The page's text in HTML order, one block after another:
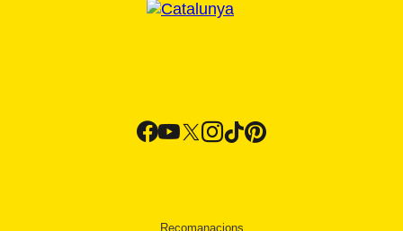
Recomanacions